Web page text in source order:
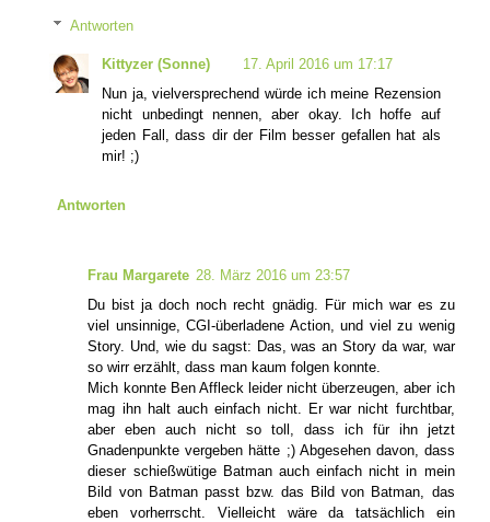
Antworten
Kittyzer (Sonne)
17. April 2016 um 17:17
Nun ja, vielversprechend würde ich meine Rezension
nicht unbedingt nennen, aber okay. Ich hoffe auf
jeden Fall, dass dir der Film besser gefallen hat als
mir! ;)
Antworten
Frau Margarete 28. März 2016 um 23:57
Du bist ja doch noch recht gnädig. Für mich war es zu
viel unsinnige, CGI-überladene Action, und viel zu wenig
Story. Und, wie du sagst: Das, was an Story da war, war
so wirr erzählt, dass man kaum folgen konnte.
Mich konnte Ben Affleck leider nicht überzeugen, aber ich
mag ihn halt auch einfach nicht. Er war nicht furchtbar,
aber eben auch nicht so toll, dass ich für ihn jetzt
Gnadenpunkte vergeben hätte ;) Abgesehen davon, dass
dieser schießwütige Batman auch einfach nicht in mein
Bild von Batman passt bzw. das Bild von Batman, das
eben vorherrscht. Vielleicht wäre da tatsächlich ein